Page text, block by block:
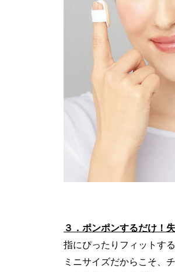
３．ポンポンするだけ！
指にぴったりフィットす
ミニサイズだからこそ、